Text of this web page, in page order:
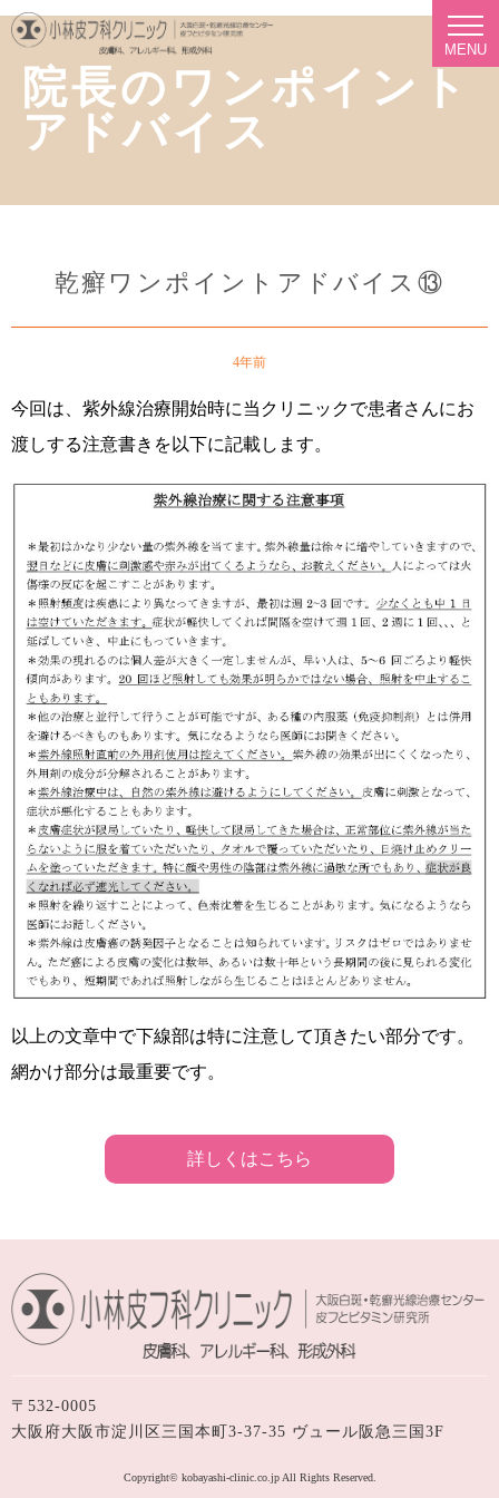
MENU
院長のワンポイント
アドバイス
乾癬ワンポイントアドバイス⑬
4年前
今回は、紫外線治療開始時に当クリニックで患者さんにお
渡しする注意書きを以下に記載します。
以上の文章中で下線部は特に注意して頂きたい部分です。
網かけ部分は最重要です。
詳しくはこちら
〒532-0005
大阪府大阪市淀川区三国本町3-37-35 ヴュール阪急三国3F
Copyright© kobayashi-clinic.co.jp All Rights Reserved.